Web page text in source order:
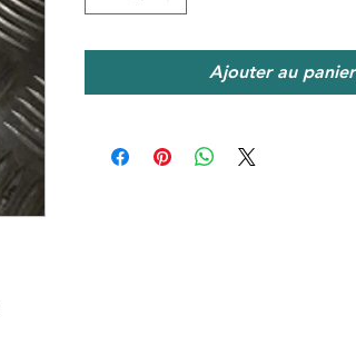
Ajouter au panier